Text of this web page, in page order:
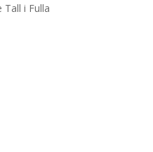
Tall i Fulla